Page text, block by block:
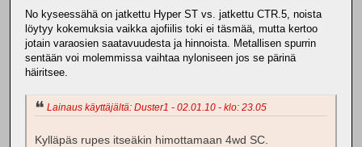
No kyseessähä on jatkettu Hyper ST vs. jatkettu CTR.5, noista
löytyy kokemuksia vaikka ajofiilis toki ei täsmää, mutta kertoo
jotain varaosien saatavuudesta ja hinnoista. Metallisen spurrin
sentään voi molemmissa vaihtaa nyloniseen jos se pärinä
häiritsee.
Lainaus käyttäjältä: Duster1 - 02.01.10 - klo: 23.05
Kylläpäs rupes itseäkin himottamaan 4wd SC.